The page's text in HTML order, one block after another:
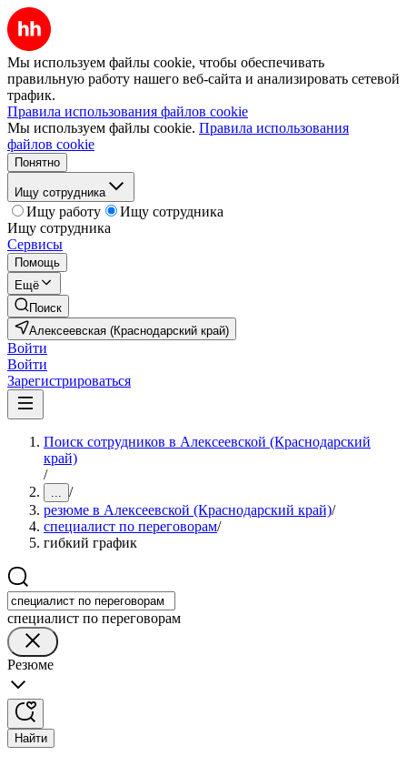
Мы используем файлы cookie, чтобы обеспечивать
правильную работу нашего веб-сайта и анализировать сетевой
трафик.
Правила использования файлов cookie
Мы используем файлы cookie. Правила использования
файлов cookie
Понятно
Ищу сотрудника
Ищу работу
Ищу сотрудника
Ищу сотрудника
Сервисы
Помощь
Ещё
Поиск
Алексеевская (Краснодарский край)
Войти
Войти
Зарегистрироваться
Поиск сотрудников в Алексеевской (Краснодарский
край)
/
... /
резюме в Алексеевской (Краснодарский край)/
специалист по переговорам/
гибкий график
специалист по переговорам
Резюме
Найти